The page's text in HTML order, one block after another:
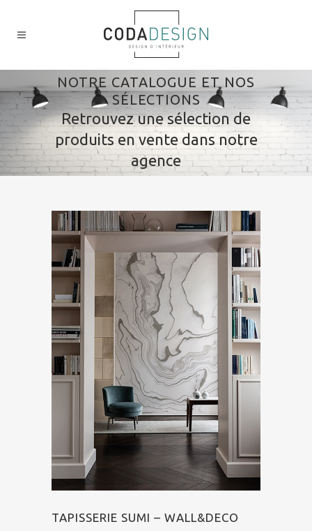
NOTRE CATALOGUE ET NOS
SÉLECTIONS
Retrouvez une sélection de
produits en vente dans notre
agence
TAPISSERIE SUMI – WALL&DECO